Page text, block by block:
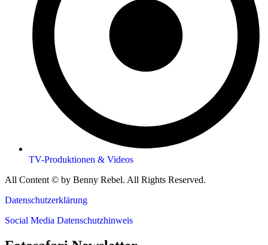
TV-Produktionen & Videos
All Content © by Benny Rebel. All Rights Reserved.
Datenschutzerklärung
Social Media Datenschutzhinweis